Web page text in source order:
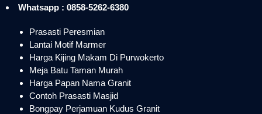
Whatsapp : 0858-5262-6380
Prasasti Peresmian
Lantai Motif Marmer
Harga Kijing Makam Di Purwokerto
Meja Batu Taman Murah
Harga Papan Nama Granit
Contoh Prasasti Masjid
Bongpay Perjamuan Kudus Granit